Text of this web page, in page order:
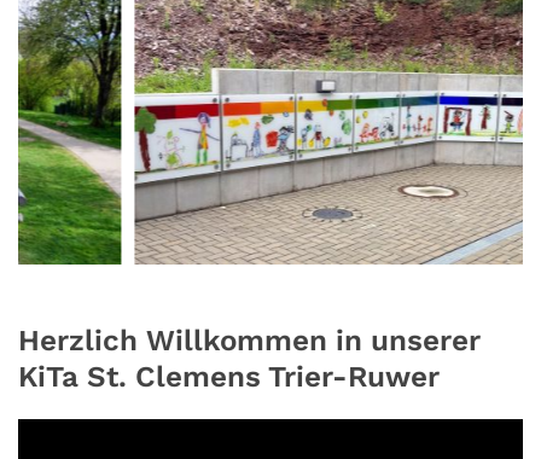
Herzlich Willkommen in unserer
KiTa St. Clemens Trier-Ruwer